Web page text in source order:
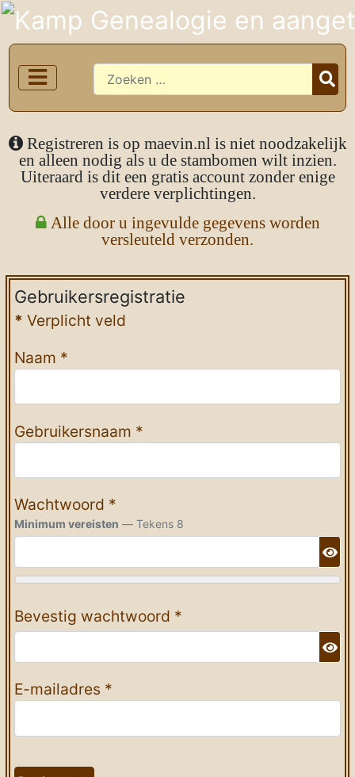
Zoeken
Registreren is op maevin.nl is niet noodzakelijk
en alleen nodig als u de stambomen wilt inzien.
Uiteraard is dit een gratis account zonder enige
verdere verplichtingen.
Alle door u ingevulde gegevens worden
versleuteld verzonden.
Gebruikersregistratie
* Verplicht veld
Naam *
Gebruikersnaam *
Wachtwoord *
Minimum vereisten — Tekens 8
Bevestig wachtwoord *
E-mailadres *